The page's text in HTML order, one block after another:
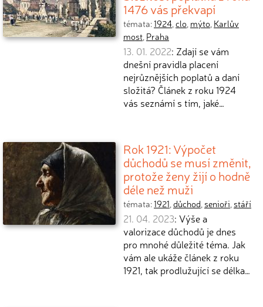
1476 vás překvapí
témata:1924,clo, mýto, Karlův
most, Praha
13. 01. 2022: Zdají se vám
dnešní pravidla placení
nejrůznějších poplatů a daní
složitá? Článek z roku 1924
vás seznámí s tím, jaké…
Rok 1921: Výpočet
důchodů se musí změnit,
protože ženy žijí o hodně
déle než muži
témata:1921,důchod, senioři, stáří
21. 04. 2023: Výše a
valorizace důchodů je dnes
pro mnohé důležité téma. Jak
vám ale ukáže článek z roku
1921, tak prodlužující se délka…